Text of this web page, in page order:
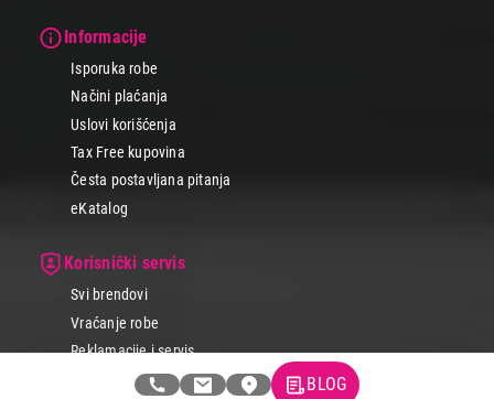
Informacije
Isporuka robe
Načini plaćanja
Uslovi korišćenja
Tax Free kupovina
Česta postavljana pitanja
eKatalog
Korisnički servis
Svi brendovi
Vraćanje robe
Reklamacije i servis
Pratite nas na društvenim mrežamaBLOG